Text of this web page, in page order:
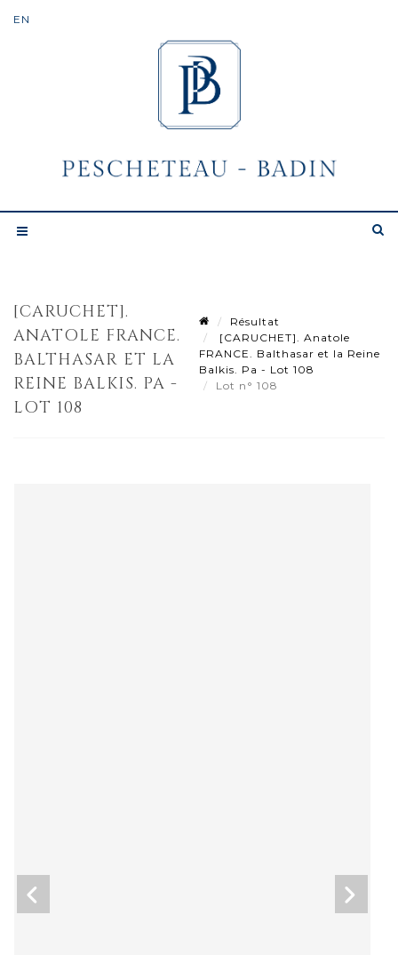
[CARUCHET].
ANATOLE FRANCE.
BALTHASAR ET LA
REINE BALKIS. PA -
LOT 108
Résultat
[CARUCHET]. Anatole
FRANCE. Balthasar et la Reine
Balkis. Pa - Lot 108
Lot n° 108